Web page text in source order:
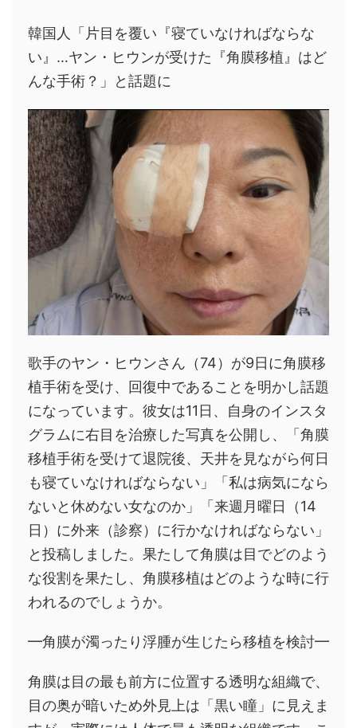
韓国人「片目を覆い『寝ていなければならな
い』…ヤン・ヒウンが受けた『角膜移植』はど
んな手術？」と話題に
歌手のヤン・ヒウンさん（74）が9日に角膜移
植手術を受け、回復中であることを明かし話題
になっています。彼女は11日、自身のインスタ
グラムに右目を治療した写真を公開し、「角膜
移植手術を受けて退院後、天井を見ながら何日
も寝ていなければならない」「私は病気になら
ないと休めない女なのか」「来週月曜日（14
日）に外来（診察）に行かなければならない」
と投稿しました。果たして角膜は目でどのよう
な役割を果たし、角膜移植はどのような時に行
われるのでしょうか。
━角膜が濁ったり浮腫が生じたら移植を検討━
角膜は目の最も前方に位置する透明な組織で、
目の奥が暗いため外見上は「黒い瞳」に見えま